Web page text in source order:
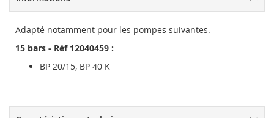
Adapté notamment pour les pompes suivantes.
15 bars - Réf 12040459 :
BP 20/15, BP 40 K